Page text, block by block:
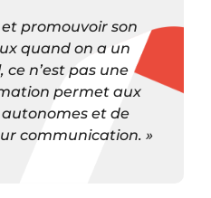
promouvoir son
quand on a un
n’est pas une
permet aux
et de
communication. »